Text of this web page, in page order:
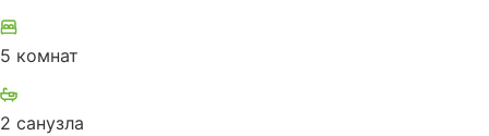
5 комнат
2 санузла